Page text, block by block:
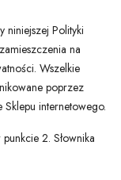
niniejszej Polityki
na
Wszelkie
poprzez
internetowego.
2. Słownika